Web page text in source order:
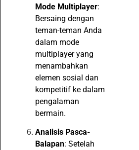
Mode Multiplayer:
Bersaing dengan
teman-teman Anda
dalam mode
multiplayer yang
menambahkan
elemen sosial dan
kompetitif ke dalam
pengalaman
bermain.
Analisis Pasca-
Balapan: Setelah